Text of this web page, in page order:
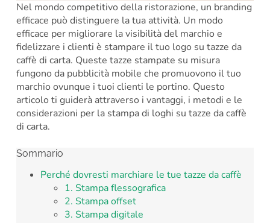
Nel mondo competitivo della ristorazione, un branding
efficace può distinguere la tua attività. Un modo
efficace per migliorare la visibilità del marchio e
fidelizzare i clienti è stampare il tuo logo su tazze da
caffè di carta. Queste tazze stampate su misura
fungono da pubblicità mobile che promuovono il tuo
marchio ovunque i tuoi clienti le portino. Questo
articolo ti guiderà attraverso i vantaggi, i metodi e le
considerazioni per la stampa di loghi su tazze da caffè
di carta.
Sommario
Perché dovresti marchiare le tue tazze da caffè
1. Stampa flessografica
2. Stampa offset
3. Stampa digitale